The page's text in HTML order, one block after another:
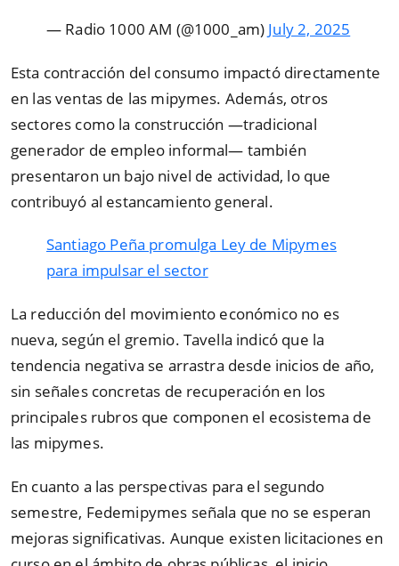
— Radio 1000 AM (@1000_am) July 2, 2025
Esta contracción del consumo impactó directamente
en las ventas de las mipymes. Además, otros
sectores como la construcción —tradicional
generador de empleo informal— también
presentaron un bajo nivel de actividad, lo que
contribuyó al estancamiento general.
Santiago Peña promulga Ley de Mipymes
para impulsar el sector
La reducción del movimiento económico no es
nueva, según el gremio. Tavella indicó que la
tendencia negativa se arrastra desde inicios de año,
sin señales concretas de recuperación en los
principales rubros que componen el ecosistema de
las mipymes.
En cuanto a las perspectivas para el segundo
semestre, Fedemipymes señala que no se esperan
mejoras significativas. Aunque existen licitaciones en